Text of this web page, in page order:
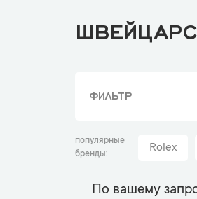
ФИЛЬТР
популярные
бренды
Rolex
По вашему